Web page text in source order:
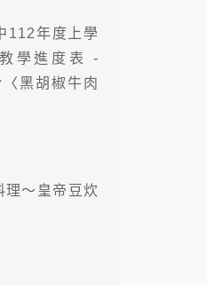
112年度上學
學進度表 -
〈 黑胡椒牛肉
理～皇帝豆炊